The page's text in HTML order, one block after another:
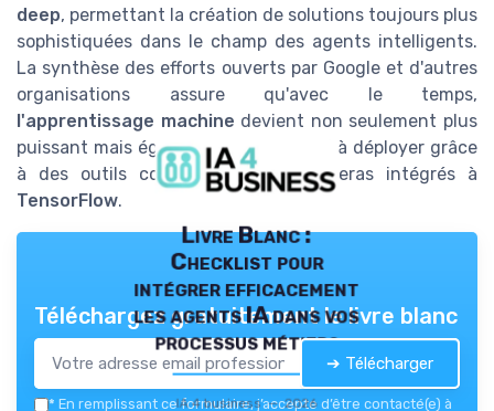
deep, permettant la création de solutions toujours plus
sophistiquées dans le champ des agents intelligents.
La synthèse des efforts ouverts par Google et d'autres
organisations assure qu'avec le temps,
l'apprentissage machine devient non seulement plus
puissant mais également plus intuitif à déployer grâce
à des outils conviviaux tels que Keras intégrés à
TensorFlow.
Livre Blanc :
Checklist pour
intégrer efficacement
les agents IA dans vos
processus métiers
IA 4 business — 2026
Téléchargez gratuitement le livre blanc
➔ Télécharger
* En remplissant ce formulaire, j’accepte d’être contacté(e) à